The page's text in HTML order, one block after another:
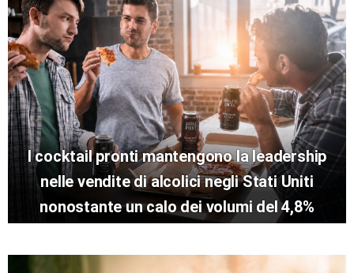
I cocktail pronti mantengono la leadership
nelle vendite di alcolici negli Stati Uniti
nonostante un calo dei volumi del 4,8%